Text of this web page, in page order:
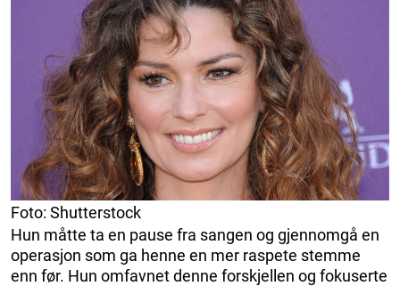
Foto: Shutterstock
Hun måtte ta en pause fra sangen og gjennomgå en
operasjon som ga henne en mer raspete stemme
enn før. Hun omfavnet denne forskjellen og fokuserte